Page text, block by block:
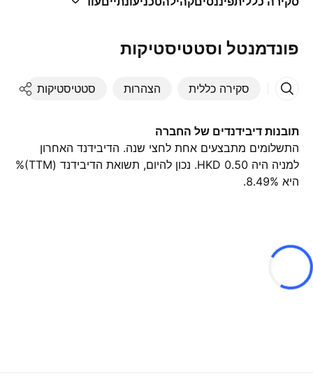
פונדמנטל וסטטיסטיקות
סקירה כללית הצהרות סטטיסטיקות
תובנות דיבידנדים של החברה
התשלומים מתבצעים אחת לחצי שנה. הדיבידנד האחרון
למניה היה 0.50 HKD. נכון להיום, תשואת הדיבידנד (TTM)%
היא 8.49%.